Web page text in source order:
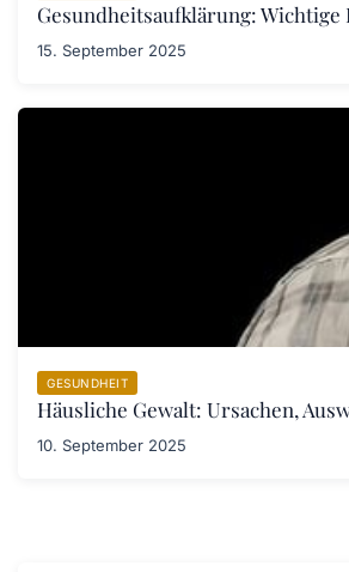
Gesundheitsaufklärung:
15. September 2025
GESUNDHEIT
Häusliche Gewalt: Ursachen,
10. September 2025